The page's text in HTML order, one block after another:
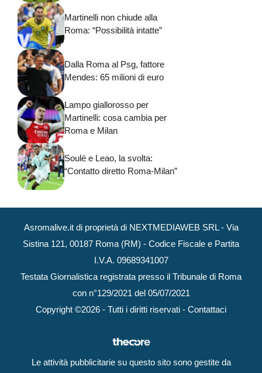
Martinelli non chiude alla
Roma: “Possibilità intatte”
Dalla Roma al Psg, fattore
Mendes: 65 milioni di euro
Lampo giallorosso per
Martinelli: cosa cambia per
Roma e Milan
Soulé e Leao, la svolta:
“Contatto diretto Roma-Milan”
Asromalive.it di proprietà di NEXTMEDIAWEB SRL - Via
Sistina 121, 00187 Roma (RM) - Codice Fiscale e Partita
I.V.A. 09689341007
Testata Giornalistica registrata presso il Tribunale di Roma
con n°129/2021 del 05/07/2021
Copyright ©2026 - Tutti i diritti riservati - Contattaci
Le attività pubblicitarie su questo sito sono gestite da